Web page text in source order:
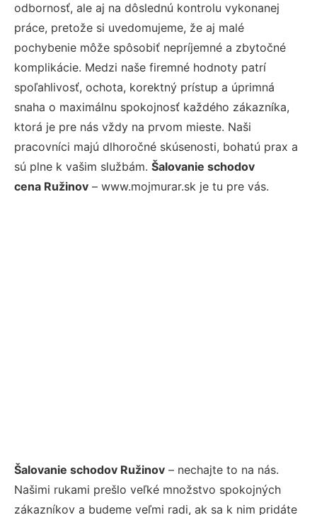
odbornosť, ale aj na dôslednú kontrolu vykonanej
práce, pretože si uvedomujeme, že aj malé
pochybenie môže spôsobiť nepríjemné a zbytočné
komplikácie. Medzi naše firemné hodnoty patrí
spoľahlivosť, ochota, korektný prístup a úprimná
snaha o maximálnu spokojnosť každého zákazníka,
ktorá je pre nás vždy na prvom mieste. Naši
pracovníci majú dlhoročné skúsenosti, bohatú prax a
sú plne k vašim službám. Šalovanie schodov
cena Ružinov – www.mojmurar.sk je tu pre vás.
Šalovanie schodov Ružinov – nechajte to na nás.
Našimi rukami prešlo veľké množstvo spokojných
zákazníkov a budeme veľmi radi, ak sa k nim pridáte